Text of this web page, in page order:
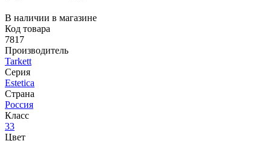
В наличии в магазине
Код товара
7817
Производитель
Tarkett
Серия
Estetica
Страна
Россия
Класс
33
Цвет